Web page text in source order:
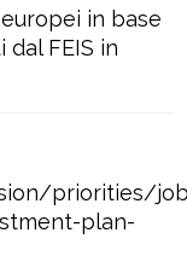
in base
FEIS in
priorities/
plan-